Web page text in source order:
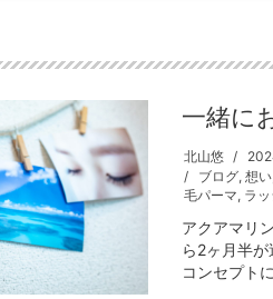
一緒に
北山悠
ブログ,想い
毛パーマ, ラ
アクアマリ
ら2ヶ月半
コンセプト